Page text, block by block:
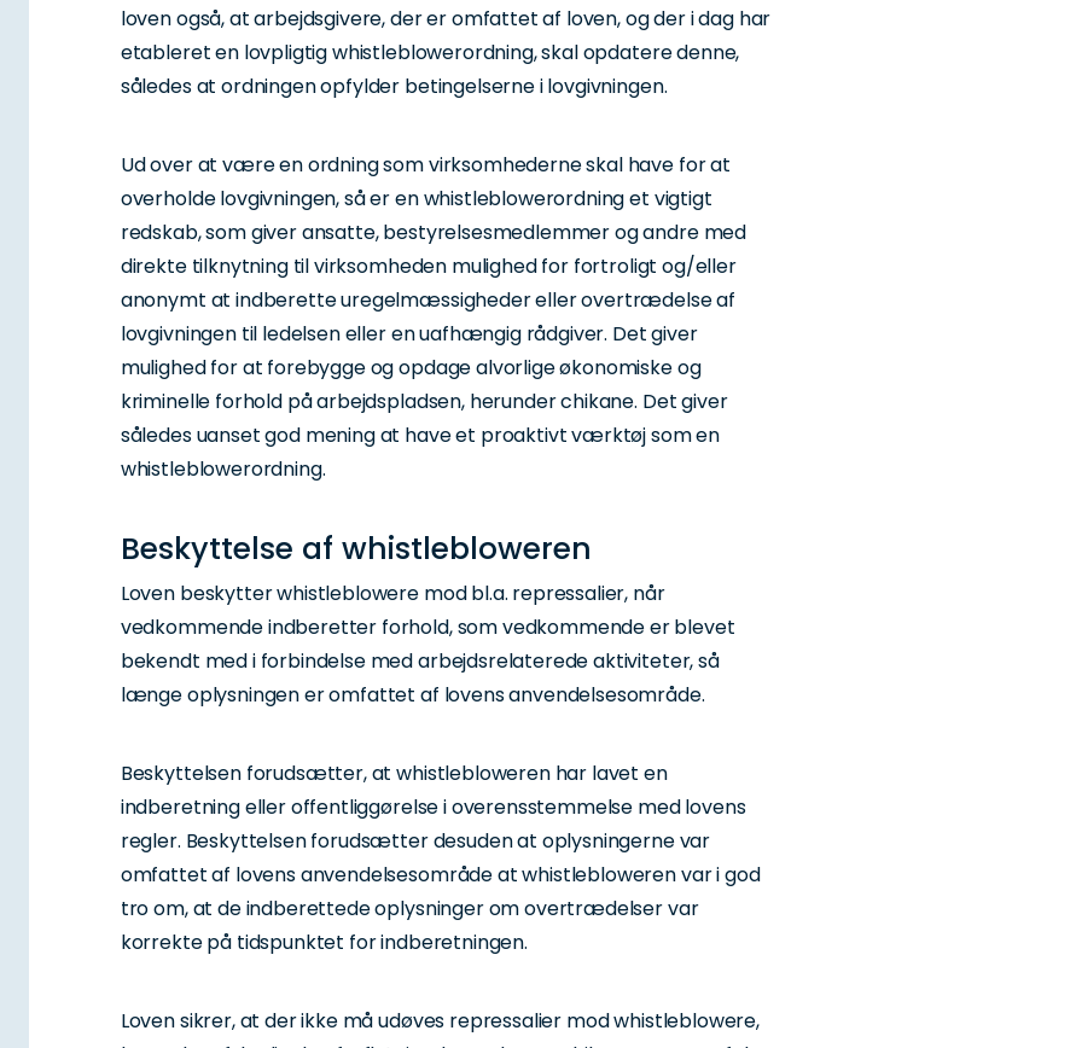
loven også, at arbejdsgivere, der er omfattet af loven, og der i dag har
etableret en lovpligtig whistleblowerordning, skal opdatere denne,
således at ordningen opfylder betingelserne i lovgivningen.
Ud over at være en ordning som virksomhederne skal have for at
overholde lovgivningen, så er en whistleblowerordning et vigtigt
redskab, som giver ansatte, bestyrelsesmedlemmer og andre med
direkte tilknytning til virksomheden mulighed for fortroligt og/eller
anonymt at indberette uregelmæssigheder eller overtrædelse af
lovgivningen til ledelsen eller en uafhængig rådgiver. Det giver
mulighed for at forebygge og opdage alvorlige økonomiske og
kriminelle forhold på arbejdspladsen, herunder chikane. Det giver
således uanset god mening at have et proaktivt værktøj som en
whistleblowerordning.
Beskyttelse af whistlebloweren
Loven beskytter whistleblowere mod bl.a. repressalier, når
vedkommende indberetter forhold, som vedkommende er blevet
bekendt med i forbindelse med arbejdsrelaterede aktiviteter, så
længe oplysningen er omfattet af lovens anvendelsesområde.
Beskyttelsen forudsætter, at whistlebloweren har lavet en
indberetning eller offentliggørelse i overensstemmelse med lovens
regler. Beskyttelsen forudsætter desuden at oplysningerne var
omfattet af lovens anvendelsesområde at whistlebloweren var i god
tro om, at de indberettede oplysninger om overtrædelser var
korrekte på tidspunktet for indberetningen.
Loven sikrer, at der ikke må udøves repressalier mod whistleblowere,